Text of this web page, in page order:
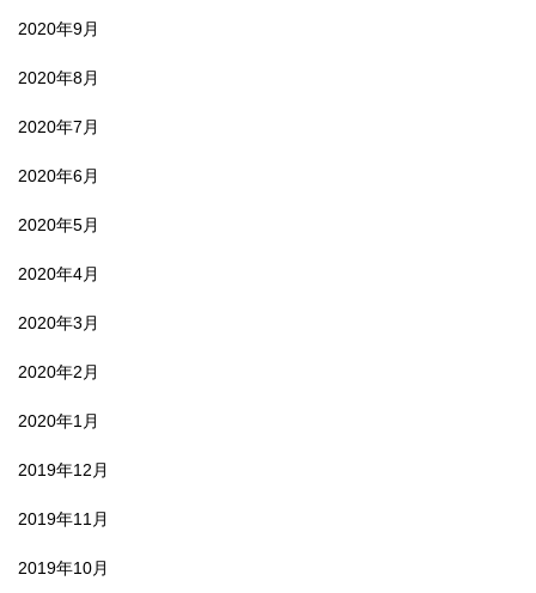
2020年9月
2020年8月
2020年7月
2020年6月
2020年5月
2020年4月
2020年3月
2020年2月
2020年1月
2019年12月
2019年11月
2019年10月